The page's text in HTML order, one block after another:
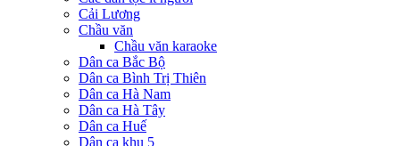
Cải Lương
Chầu văn
Chầu văn karaoke
Dân ca Bắc Bộ
Dân ca Bình Trị Thiên
Dân ca Hà Nam
Dân ca Hà Tây
Dân ca Huế
Dân ca khu 5